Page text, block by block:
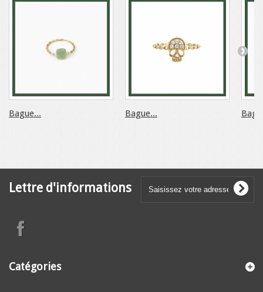
Bague... Bague...
Lettre d'informations
Catégories